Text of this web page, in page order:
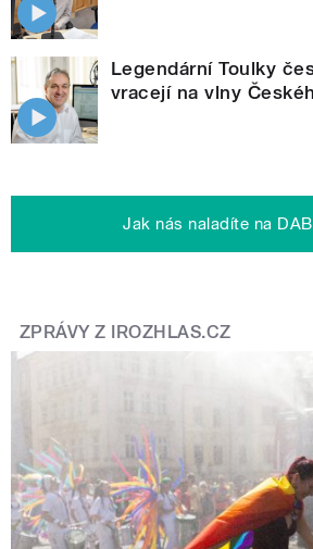
Legendární Toulky
vracejí na vlny
Jak nás naladíte na
ZPRÁVY Z IROZHLAS.CZ